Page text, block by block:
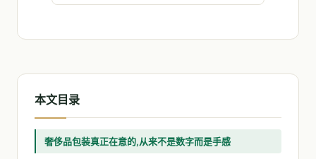
本文目录
奢侈品包装真正在意的,从来不是数字而是手感